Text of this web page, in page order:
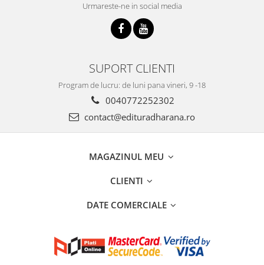
Urmareste-ne in social media
SUPORT CLIENTI
Program de lucru: de luni pana vineri, 9 -18
0040772252302
contact@edituradharana.ro
MAGAZINUL MEU
CLIENTI
DATE COMERCIALE